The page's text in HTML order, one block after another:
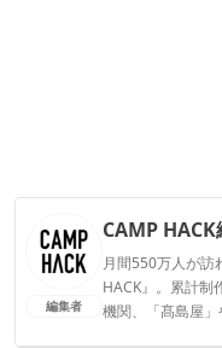
編集者
CAMP
月間550万人が訪
HACK』。累計制
機関、「髙島屋